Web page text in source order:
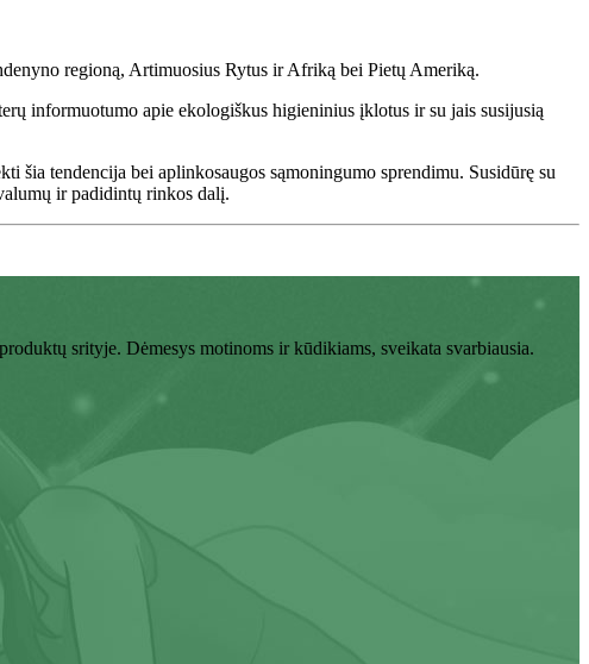
regioną, Artimuosius Rytus ir Afriką bei Pietų Ameriką.
informuotumo apie ekologiškus higieninius įklotus ir su jais susijusią
šia tendencija bei aplinkosaugos sąmoningumo sprendimu. Susidūrę su
ir padidintų rinkos dalį.
srityje. Dėmesys motinoms ir kūdikiams, sveikata svarbiausia.